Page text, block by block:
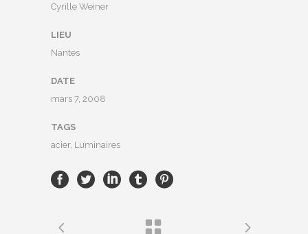
Cyrille Weiner
LIEU
Nantes
DATE
mars 7, 2008
TAGS
acier, Luminaires